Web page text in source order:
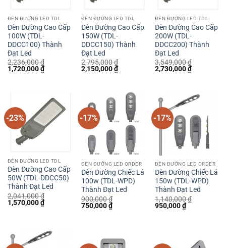
ĐÈN ĐƯỜNG LED TDL
Đèn Đường Cao Cấp
100W (TDL-
DDCC100) Thành
Đạt Led
2,236,000₫
Giá
gốc
1,720,000₫Giá
hiện
ĐÈN ĐƯỜNG LED TDL
Đèn Đường Cao Cấp
150W (TDL-
DDCC150) Thành
Đạt Led
2,795,000₫
Giá
gốc
2,150,000₫Giá
hiện
2,150,000 ₫.
ĐÈN ĐƯỜNG LED TDL
Đèn Đường Cao Cấp
200W (TDL-
DDCC200) Thành
Đạt Led
3,549,000₫
Giá
gốc
2,730,000₫Giá
hiện
2,730,000
-23%
ĐÈN ĐƯỜNG LED TDL
Đèn Đường Cao Cấp
50W (TDL-DDCC50)
Thành Đạt Led
2,041,000₫
Giá
gốc
1,570,000₫Giá
hiện
-17%
ĐÈN ĐƯỜNG LED ORDER
Đèn Đường Chiếc Lá
100w (TDL-WPD)
Thành Đạt Led
900,000₫
Giá
750,000₫Giá
hiện
-17%
ĐÈN ĐƯỜNG LED ORDER
Đèn Đường Chiếc Lá
150w (TDL-WPD)
Thành Đạt Led
1,140,000₫
Giá
950,000₫Giá
hiện